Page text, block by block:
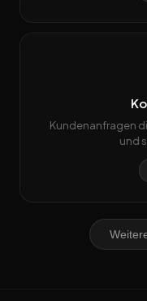
Kundenanfragen
und